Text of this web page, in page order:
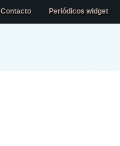
Contacto Periódicos widget